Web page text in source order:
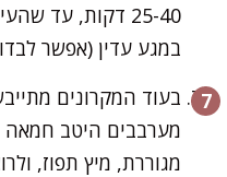
25-40 דקות, עד
במגע עדין (אפשר
בעוד המקרונים
מערבבים היטב חמאה
מגוררת, מיץ תפוז,